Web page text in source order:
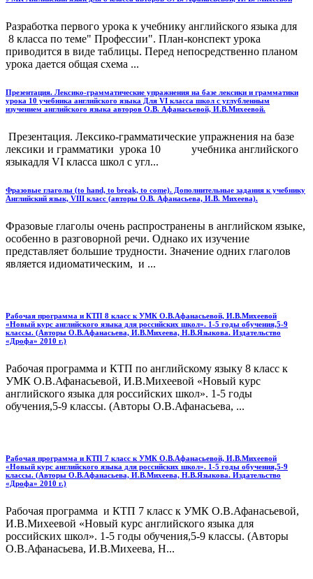
Разработка первого урока к учебнику английского языка для
8 класса по теме" Профессии". План-конспект урока
приводится в виде таблицы. Перед непосредственно планом
урока дается общая схема ...
Презентация. Лексико-грамматические упражнения на базе лексики и грамматики
урока 10 учебника английского языка Для VI класса школ с углубленным
изучением английского языка авторов О.В. Афанасьевой, И.В.Михеевой.
Презентация. Лексико-грамматические упражнения на базе
лексики и грамматики урока 10 учебника английского
языкадля VI класса школ с угл...
Фразовые глаголы (to hand, to break, to come). Дополнительные задания к учебнику
Английский язык, VIII класс (авторы О.В. Афанасьева, И.В. Михеева).
Фразовые глаголы очень распространены в английском языке,
особенно в разговорной речи. Однако их изучение
представляет большие трудности. Значение одних глаголов
является идиоматическим, и ...
Рабочая программа и КТП 8 класс к УМК О.В.Афанасьевой, И.В.Михеевой
«Новый курс английского языка для российских школ». 1-5 годы обучения,5-9
классы. (Авторы О.В.Афанасьева, И.В.Михеева, Н.В.Языкова. Издательство
«Дрофа» 2010 г.)
Рабочая программа и КТП по английскому языку 8 класс к
УМК О.В.Афанасьевой, И.В.Михеевой «Новый курс
английского языка для российских школ». 1-5 годы
обучения,5-9 классы. (Авторы О.В.Афанасьева, ...
Рабочая программа и КТП 7 класс к УМК О.В.Афанасьевой, И.В.Михеевой
«Новый курс английского языка для российских школ». 1-5 годы обучения,5-9
классы. (Авторы О.В.Афанасьева, И.В.Михеева, Н.В.Языкова. Издательство
«Дрофа» 2010 г.)
Рабочая программа и КТП 7 класс к УМК О.В.Афанасьевой,
И.В.Михеевой «Новый курс английского языка для
российских школ». 1-5 годы обучения,5-9 классы. (Авторы
О.В.Афанасьева, И.В.Михеева, Н...